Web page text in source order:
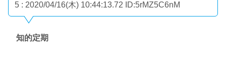
5 : 2020/04/16(木) 10:44:13.72 ID:5rMZ5C6nM
知的定期